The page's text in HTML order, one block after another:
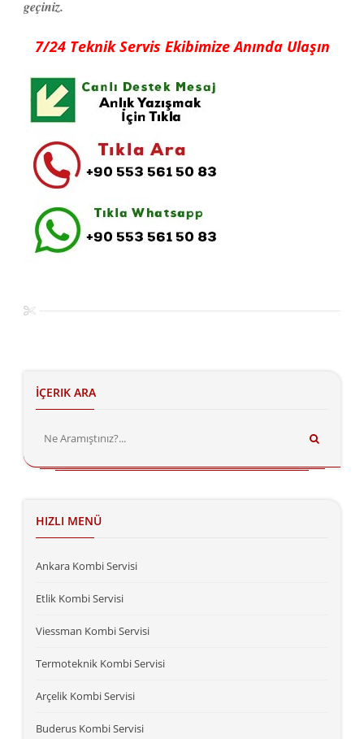
geçiniz.
7/24 Teknik Servis Ekibimize Anında Ulaşın
İÇERIK ARA
HIZLI MENÜ
Ankara Kombi Servisi
Etlik Kombi Servisi
Viessman Kombi Servisi
Termoteknik Kombi Servisi
Arçelik Kombi Servisi
Buderus Kombi Servisi